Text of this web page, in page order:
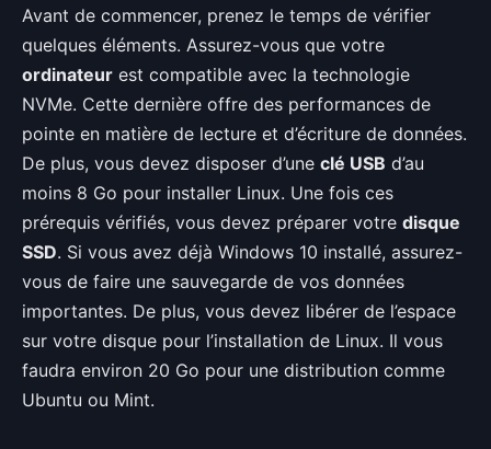
Avant de commencer, prenez le temps de vérifier
quelques éléments. Assurez-vous que votre
ordinateur est compatible avec la technologie
NVMe. Cette dernière offre des performances de
pointe en matière de lecture et d’écriture de données.
De plus, vous devez disposer d’une clé USB d’au
moins 8 Go pour installer Linux. Une fois ces
prérequis vérifiés, vous devez préparer votre disque
SSD. Si vous avez déjà Windows 10 installé, assurez-
vous de faire une sauvegarde de vos données
importantes. De plus, vous devez libérer de l’espace
sur votre disque pour l’installation de Linux. Il vous
faudra environ 20 Go pour une distribution comme
Ubuntu ou Mint.